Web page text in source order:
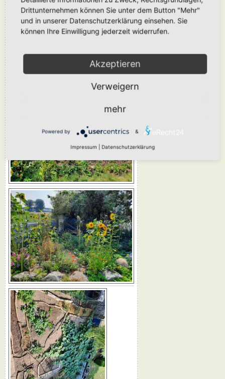
Drittunternehmen können Sie unter dem Button "Mehr"
und in unserer Datenschutzerklärung einsehen. Sie
können Ihre Einwilligung jederzeit widerrufen.
Akzeptieren
Verweigern
mehr
Powered by &
Impressum Datenschutzerklärung